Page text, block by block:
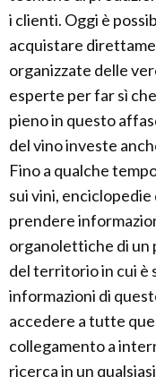
i clienti. Oggi è
acquistare
organizzate delle
esperte per far sì
pieno in questo
del vino investe
Fino a qualche
sui vini,
prendere
organolettiche di un
del territorio in cui
informazioni di
accedere a tutte
collegamento a
ricerca in un